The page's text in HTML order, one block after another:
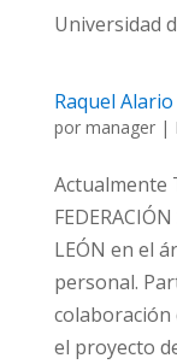
Universidad
Raquel
por manager|
Actualmente
LEÓN en el
personal.
colaboración
el proyecto